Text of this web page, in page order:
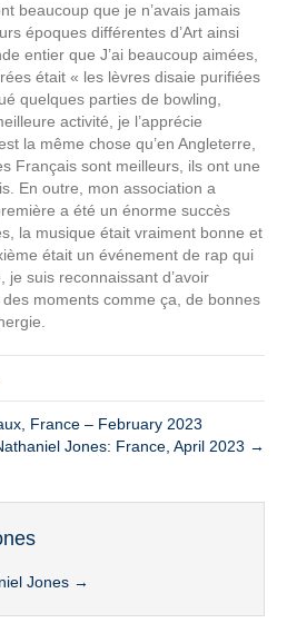
beaucoup que je n’avais jamais
époques différentes d’Art ainsi
entier que J’ai beaucoup aimées,
était « les lèvres disaie purifiées
quelques parties de bowling,
activité, je l’apprécie
la même chose qu’en Angleterre,
Français sont meilleurs, ils ont une
En outre, mon association a
a été un énorme succès
la musique était vraiment bonne et
était un événement de rap qui
suis reconnaissant d’avoir
moments comme ça, de bonnes
France – February 2023
Jones: France, April 2023 →
Jones →